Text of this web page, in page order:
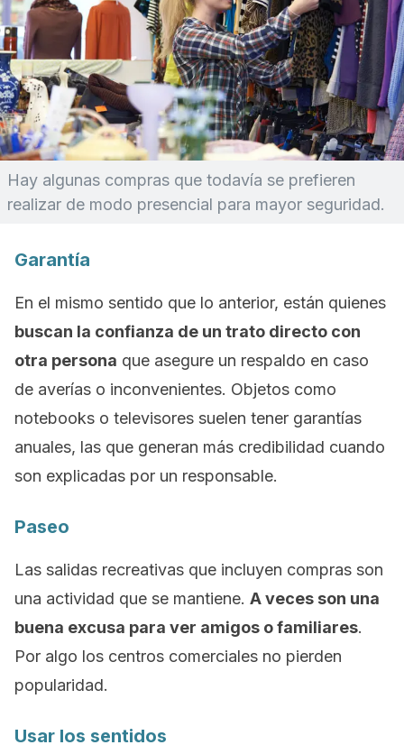
Hay algunas compras que todavía se prefieren
realizar de modo presencial para mayor seguridad.
Garantía
En el mismo sentido que lo anterior, están quienes
buscan la confianza de un trato directo con
otra persona que asegure un respaldo en caso
de averías o inconvenientes. Objetos como
notebooks o televisores suelen tener garantías
anuales, las que generan más credibilidad cuando
son explicadas por un responsable.
Paseo
Las salidas recreativas que incluyen compras son
una actividad que se mantiene. A veces son una
buena excusa para ver amigos o familiares.
Por algo los centros comerciales no pierden
popularidad.
Usar los sentidos